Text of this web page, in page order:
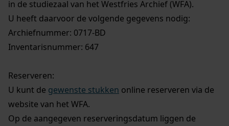
in de studiezaal van het Westfries Archief (WFA).
U heeft daarvoor de volgende gegevens nodig:
Archiefnummer: 0717-BD
Inventarisnummer: 647
Reserveren:
U kunt de gewenste stukken online reserveren via de
website van het WFA.
Op de aangegeven reserveringsdatum liggen de